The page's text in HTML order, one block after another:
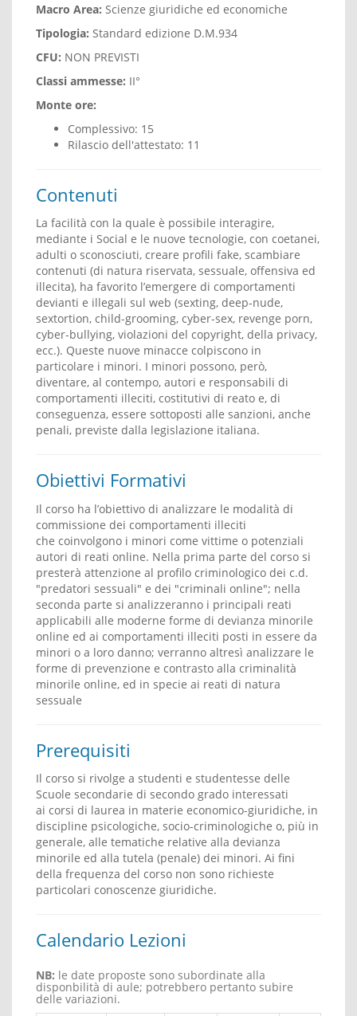
Macro Area: Scienze giuridiche ed economiche
Tipologia: Standard edizione D.M.934
CFU: NON PREVISTI
Classi ammesse: II°
Monte ore:
Complessivo: 15
Rilascio dell'attestato: 11
Contenuti
La facilità con la quale è possibile interagire,
mediante i Social e le nuove tecnologie, con coetanei,
adulti o sconosciuti, creare profili fake, scambiare
contenuti (di natura riservata, sessuale, offensiva ed
illecita), ha favorito l’emergere di comportamenti
devianti e illegali sul web (sexting, deep-nude,
sextortion, child-grooming, cyber-sex, revenge porn,
cyber-bullying, violazioni del copyright, della privacy,
ecc.). Queste nuove minacce colpiscono in
particolare i minori. I minori possono, però,
diventare, al contempo, autori e responsabili di
comportamenti illeciti, costitutivi di reato e, di
conseguenza, essere sottoposti alle sanzioni, anche
penali, previste dalla legislazione italiana.
Obiettivi Formativi
Il corso ha l’obiettivo di analizzare le modalità di
commissione dei comportamenti illeciti
che coinvolgono i minori come vittime o potenziali
autori di reati online. Nella prima parte del corso si
presterà attenzione al profilo criminologico dei c.d.
"predatori sessuali" e dei "criminali online"; nella
seconda parte si analizzeranno i principali reati
applicabili alle moderne forme di devianza minorile
online ed ai comportamenti illeciti posti in essere da
minori o a loro danno; verranno altresì analizzare le
forme di prevenzione e contrasto alla criminalità
minorile online, ed in specie ai reati di natura
sessuale
Prerequisiti
Il corso si rivolge a studenti e studentesse delle
Scuole secondarie di secondo grado interessati
ai corsi di laurea in materie economico-giuridiche, in
discipline psicologiche, socio-criminologiche o, più in
generale, alle tematiche relative alla devianza
minorile ed alla tutela (penale) dei minori. Ai fini
della frequenza del corso non sono richieste
particolari conoscenze giuridiche.
Calendario Lezioni
NB: le date proposte sono subordinate alla
disponbilità di aule; potrebbero pertanto subire
delle variazioni.